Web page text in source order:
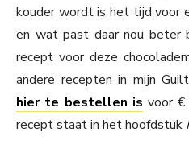
kouder wordt is het tijd voor
en wat past daar nou beter
recept voor deze
andere recepten in mijn
hier te bestellen is voor
recept staat in het hoofdstuk